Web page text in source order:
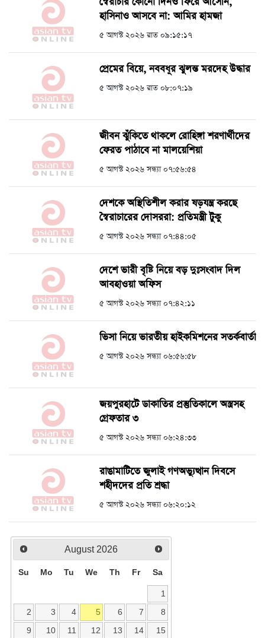
হাসিনাও আসবে না: আমির হামজা
৫ আগস্ট ২০২৬ রাত ০৯:১৫:১৭
প্রেমের বিয়ে, নববধূর ঝুলন্ত মরদেহ উদ্ধার
৫ আগস্ট ২০২৬ রাত ০৮:০৭:১৯
জীবন ঝুঁকিতে থাকলে রোহিঙ্গা শরণার্থীদের
ফেরত পাঠাবে না মালয়েশিয়া
৫ আগস্ট ২০২৬ সন্ধ্যা ০৭:৫৬:৫৪
দেশকে অস্থিতিশীল করার ষড়যন্ত্র করছে
স্বৈরাচারের দোসররা: প্রতিমন্ত্রী টুকু
৫ আগস্ট ২০২৬ সন্ধ্যা ০৭:৪৪:০৫
দেশে ভারী বৃষ্টি নিয়ে বড় দুঃসংবাদ দিল
আবহাওয়া অফিস
৫ আগস্ট ২০২৬ সন্ধ্যা ০৭:৪২:১১
ভিসা নিয়ে ভারতীয় হাইকমিশনের সতর্কবার্তা
৫ আগস্ট ২০২৬ সন্ধ্যা ০৬:৫৬:৫৮
জয়পুরহাটে ডাকাতির প্রস্তুতিকালে অস্ত্রসহ
গ্রেফতার ৩
৫ আগস্ট ২০২৬ সন্ধ্যা ০৬:২৪:৩৩
রাঙামাটিতে জুলাই গণঅভ্যুত্থান দিবসে
শহীদদের প্রতি শ্রদ্ধা
৫ আগস্ট ২০২৬ সন্ধ্যা ০৬:২০:১২
August 2026
Su Mo Tu We Th Fr Sa
1
2
3 4 5 6 7
8
9
10 11 12 13 14
15